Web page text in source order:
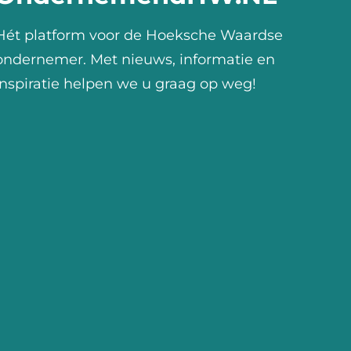
platform voor de Hoeksche Waardse
Met nieuws, informatie en
helpen we u graag op weg!